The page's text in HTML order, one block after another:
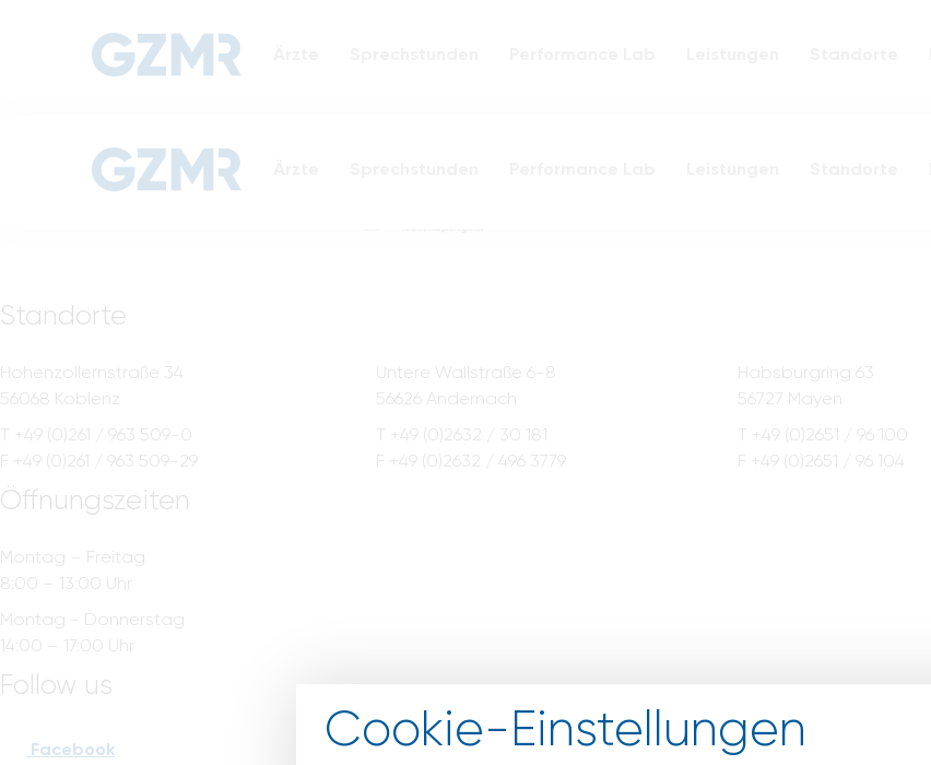
Standorte
Hohenzollernstraße 34
56068 Koblenz
T +49 (0)261 / 963 509-0
F +49 (0)261 / 963 509-29
Untere Wallstraße 6-8
56626 Andernach
T +49 (0)2632 / 30 181
F +49 (0)2632 / 496 3779
Habsburgring 63
56727 Mayen
T +49 (0)2651 / 96 100
F +49 (0)2651 / 96 104
Öffnungszeiten
Montag – Freitag
8:00 – 13:00 Uhr
Montag - Donnerstag
14:00 – 17:00 Uhr
Follow us
Facebook Cookie-Einstellungen